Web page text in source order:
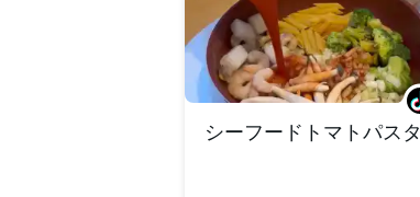
シーフードトマトパスタ